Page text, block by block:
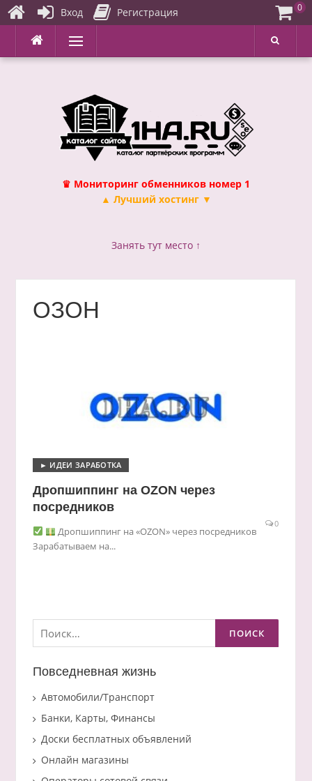
Перейти
содержимому
Меню
♛ Мониторинг обменников номер 1
▲ Лучший хостинг ▼
Занять тут место ↑
ОЗОН
► ИДЕИ ЗАРАБОТКА
Дропшиппинг на OZON через
посредников
0
Дропшиппинг на «OZON» через посредников
Зарабатываем на...
Найти:
Повседневная жизнь
Автомобили/Транспорт
Банки, Карты, Финансы
Доски бесплатных объявлений
Онлайн магазины
Вход Регистрация 0